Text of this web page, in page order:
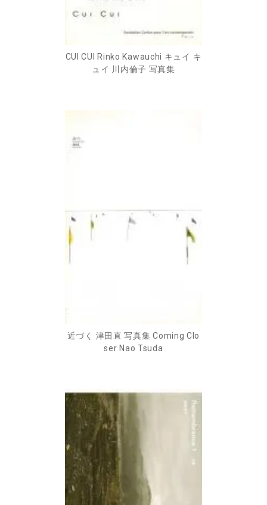
CUI CUI Rinko Kawauchi キュイ キ
ュイ 川内倫子 写真集
近づく 津田直 写真集 Coming Clo
ser Nao Tsuda